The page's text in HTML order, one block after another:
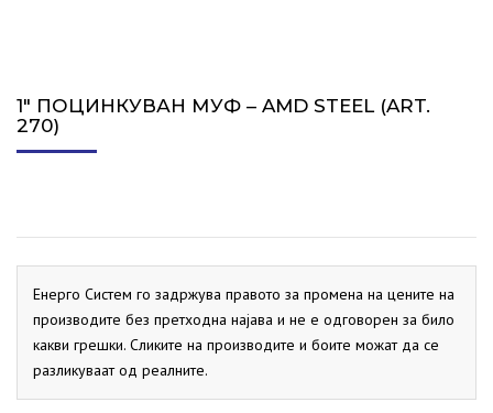
1″ ПОЦИНКУВАН МУФ – AMD STEEL (ART.
270)
Енерго Систем го задржува правото за промена на цените на
производите без претходна најава и не е одговорен за било
какви грешки. Сликите на производите и боите можат да се
разликуваат од реалните.